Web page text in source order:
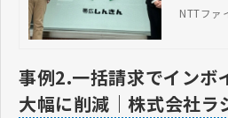
NTTファ
事例2.一括請求でインボ
大幅に削減｜株式会社ラ